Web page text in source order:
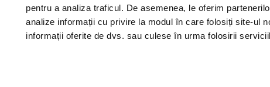
pentru a analiza traficul. De asemenea, le oferim
analize informații cu privire la modul în care folosiți site-ul
informații oferite de dvs. sau culese în urma folosirii